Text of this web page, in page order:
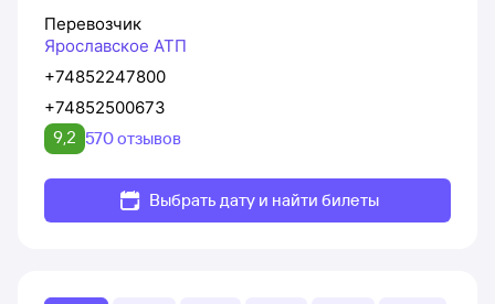
Перевозчик
Ярославское АТП
+74852247800
+74852500673
9,2 570 отзывов
Выбрать дату и найти билеты